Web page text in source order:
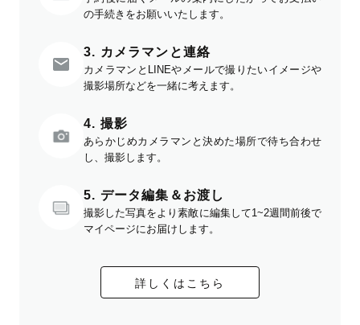
の手続きをお願いいたします。
3. カメラマンと連絡
カメラマンとLINEやメールで撮りたいイメージや
撮影場所などを一緒に考えます。
4. 撮影
あらかじめカメラマンと決めた場所で待ち合わせ
し、撮影します。
5. データ編集＆お渡し
撮影した写真をより素敵に編集して1~2週間前後で
マイページにお届けします。
詳しくはこちら